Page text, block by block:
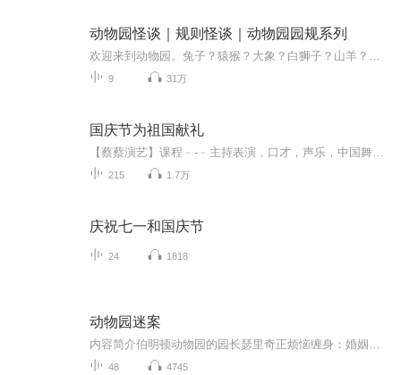
动物园怪谈｜规则怪谈｜动物园园规系列
9 31万
国庆节为祖国献礼
215 1.7万
庆祝七一和国庆节
24 1818
动物园迷案
48 4745